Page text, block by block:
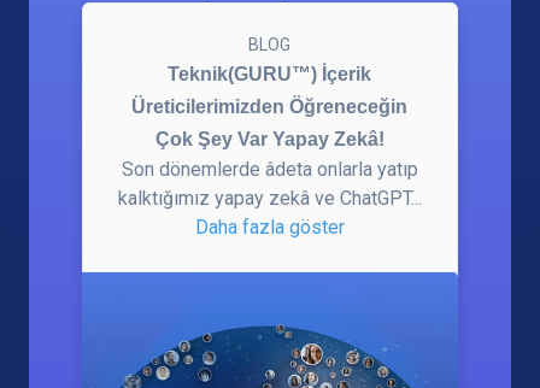
BLOG
Teknik(GURU™) İçerik
Üreticilerimizden Öğreneceğin
Çok Şey Var Yapay Zekâ!
Son dönemlerde âdeta onlarla yatıp
kalktığımız yapay zekâ ve ChatGPT...
Daha fazla göster